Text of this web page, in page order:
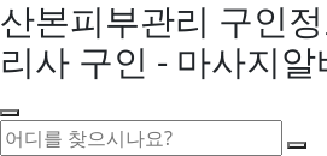
산본피부관리 구인
리사 구인 - 마사지알